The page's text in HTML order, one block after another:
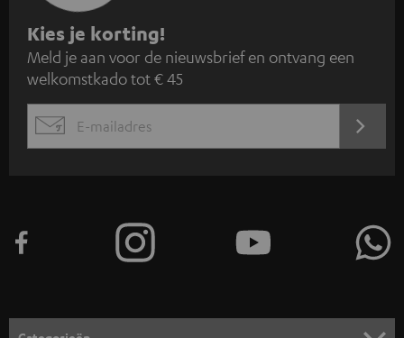
A
a
n
m
e
n
o
Kies je korting!
Meld je aan voor de nieuwsbrief en ontvang een
welkomstkado tot € 45
EMAIL